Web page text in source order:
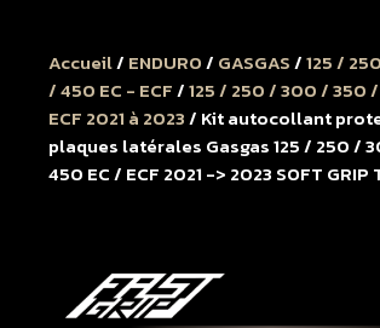
Accueil/ ENDURO/ GASGAS/125 /
/ 450 EC - ECF/125 / 250 / 300 / 350 /
ECF 2021 à 2023/ Kit autocollant
plaques latérales Gasgas 125 / 250 /
450 EC / ECF 2021 -> 2023 SOFT